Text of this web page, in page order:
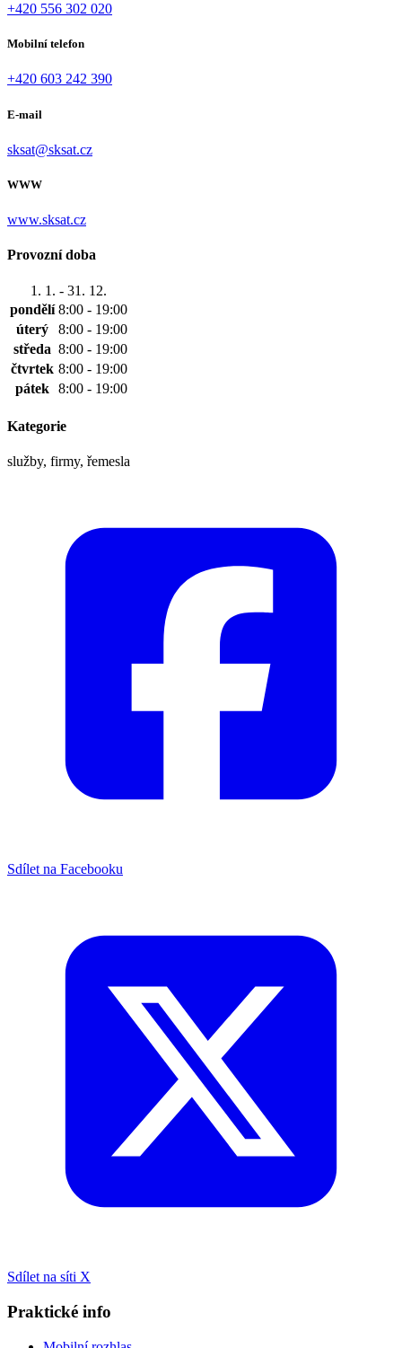
+420 556 302 020
Mobilní telefon
+420 603 242 390
E-mail
sksat@sksat.cz
WWW
www.sksat.cz
Provozní doba
1. 1. - 31. 12.
pondělí 8:00 - 19:00
úterý
8:00 - 19:00
středa 8:00 - 19:00
čtvrtek 8:00 - 19:00
pátek 8:00 - 19:00
Kategorie
služby, firmy, řemesla
Sdílet na Facebooku
Sdílet na síti X
Praktické info